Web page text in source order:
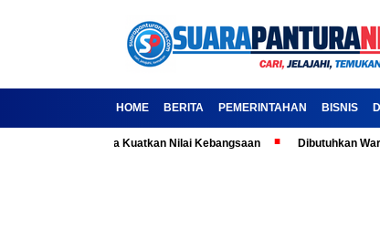
HOME BERITA PEMERINTAHAN BISNIS
Ajak Media Kuatkan Nilai Kebangsaan Dibutuhkan